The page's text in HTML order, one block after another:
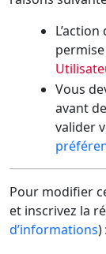
Vous
avant
valider
Pour modifier
et inscrivez la
d’informations) :